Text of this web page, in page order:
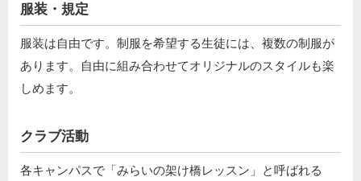
服装・規定
服装は自由です。制服を希望する生徒には、複数の制服が
あります。自由に組み合わせてオリジナルのスタイルも楽
しめます。
クラブ活動
各キャンパスで「みらいの架け橋レッスン」と呼ばれる